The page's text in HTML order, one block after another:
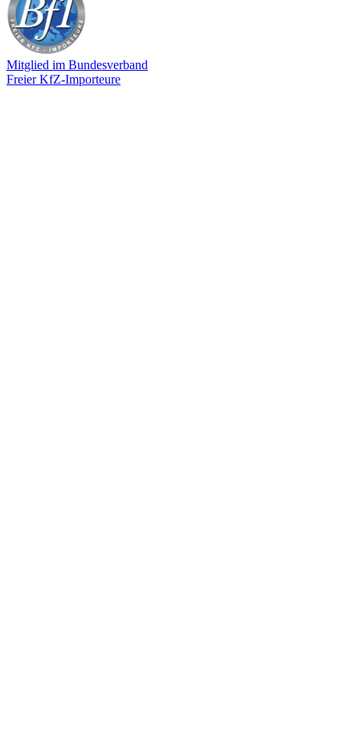
Mitglied im Bundesverband
Freier KfZ-Importeure